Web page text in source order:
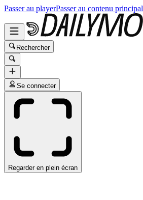
Passer au playerPasser au contenu principal
Rechercher
Se connecter
Regarder en plein écran